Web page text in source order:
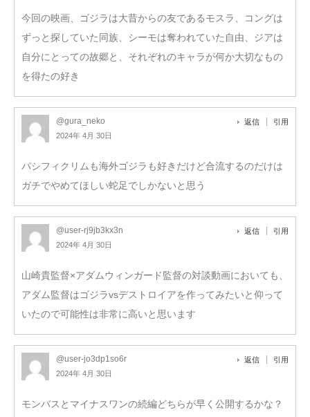
今回の映画、ゴジラは大昔からの友であるモスラ、コングは
ずっと探していた同族、シーモは奪われていた自由、ジアは
自分にとっての故郷と、それぞれのキャラが何か大切なもの
を得たの好き
@gura_neko
2024年 4月 30日
返信 引用
パシフィクリムも海外ゴジラも好きだけど合流するのだけは
ガチでやめてほしい蛇足でしかないと思う
@user-rj9jb3kx3n
2024年 4月 30日
返信 引用
山崎貴監督×アダムウィンガード監督の対談動画においても、
アダム監督はゴジラvsデストロイアを作ってみたいと仰って
いたので可能性は非常に高いと思います
@user-jo3dp1so6r
2024年 4月 30日
返信 引用
モンバスとマイナスワンの続編どちらが早く公開するかな？